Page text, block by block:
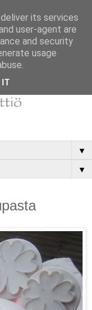
▼
▼
its services
user-agent are
and security
usage
IT